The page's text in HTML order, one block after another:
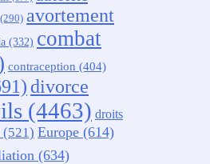
(290) avortement
(332) combat
contraception (404)
divorce
(4463) droits
(521) Europe (614)
(634)